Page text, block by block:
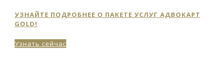
УЗНАЙТЕ ПОДРОБНЕЕ О ПАКЕТЕ УСЛУГ АДВОКАРТ
GOLD!
Узнать сейчас